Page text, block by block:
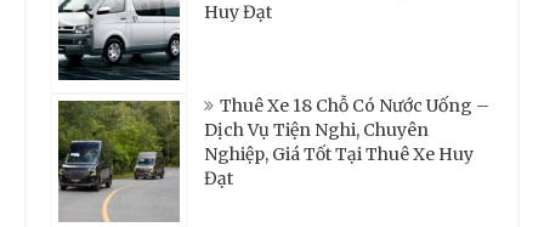
Huy Đạt
Thuê Xe 18 Chỗ Có Nước Uống –
Dịch Vụ Tiện Nghi, Chuyên
Nghiệp, Giá Tốt Tại Thuê Xe Huy
Đạt